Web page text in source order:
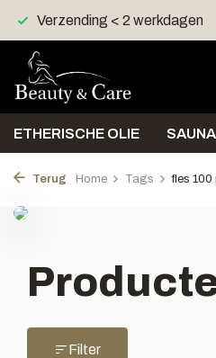
Verzending < 2 werkdagen
ETHERISCHE OLIE SAUNA
Terug Home Tags fles 100
Filter